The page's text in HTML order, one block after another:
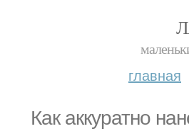
главная
Как аккуратно